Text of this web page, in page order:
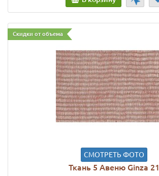
Скидки от объема
СМОТРЕТЬ ФОТО
Ткань 5 Авеню Ginza 21